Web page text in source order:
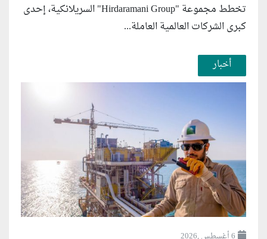
تخطط مجموعة "Hirdaramani Group" السريلانكية، إحدى
كبرى الشركات العالمية العاملة...
أخبار